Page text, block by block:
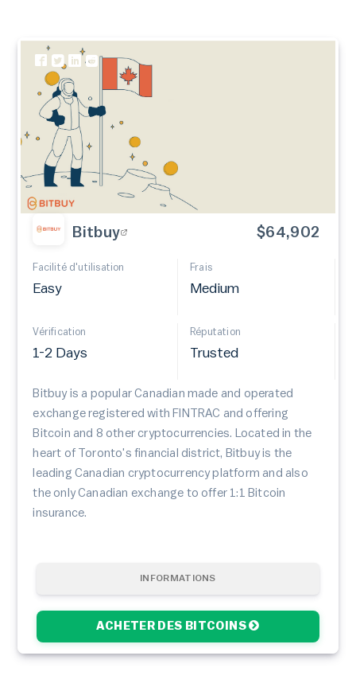
INFORMATIONS
ACHETER DES BITCOINS
Bitbuy $64,902
Facilité d'utilisation
Easy
Frais
Medium
Vérification
1-2 Days
Réputation
Trusted
Bitbuy is a popular Canadian made and operated
exchange registered with FINTRAC and offering
Bitcoin and 8 other cryptocurrencies. Located in the
heart of Toronto's financial district, Bitbuy is the
leading Canadian cryptocurrency platform and also
the only Canadian exchange to offer 1:1 Bitcoin
insurance.